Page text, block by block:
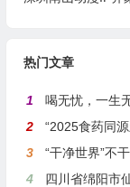
热门文章
1
喝无忧，一生
2
“2025食药同源
3
“干净世界”不干
4
四川省绵阳市仙海区